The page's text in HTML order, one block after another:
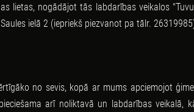
lietas, nogādājot tās labdarības veikalos
ielā 2 (iepriekš piezvanot pa tālr.
no sevis, kopā ar mums apciemojot
arī noliktavā un labdarības veikalā,